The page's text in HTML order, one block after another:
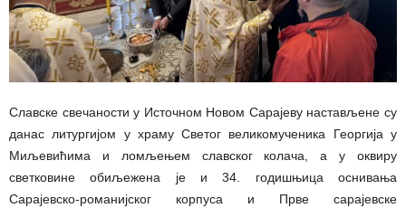
Славске свечаности у Источном Новом Сарајеву настављене су
данас литургијом у храму Светог великомученика Георгија у
Миљевићима и ломљењем славског колача, а у оквиру
светковине обиљежена је и 34. годишњица оснивања
Сарајевско-романијског корпуса и Прве сарајевске